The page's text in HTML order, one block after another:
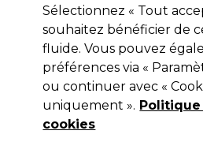
XP100
XP100 Pompe 5L
0 )
5,25 €Hors TVA (TARIF
6,30 €TVA incluse)
Sélectionnez « Tout
souhaitez bénéficier de
fluide. Vous pouvez
préférences via «
ou continuer avec «
uniquement ».
cookies